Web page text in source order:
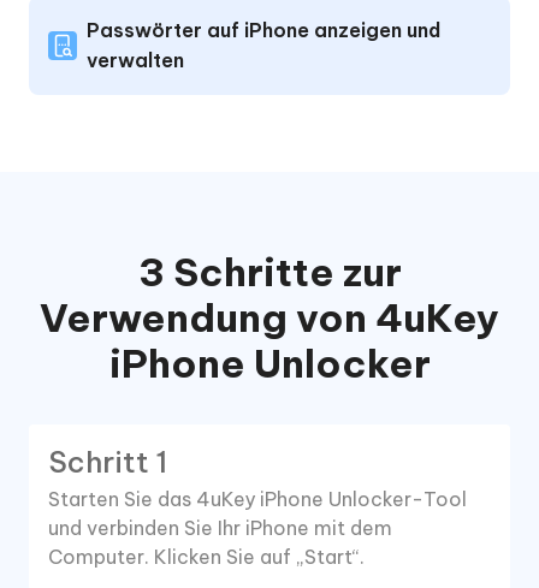
Passwörter auf iPhone anzeigen und
verwalten
3 Schritte zur
Verwendung von 4uKey
iPhone Unlocker
Schritt 1
Starten Sie das 4uKey iPhone Unlocker-Tool
und verbinden Sie Ihr iPhone mit dem
Computer. Klicken Sie auf „Start“.